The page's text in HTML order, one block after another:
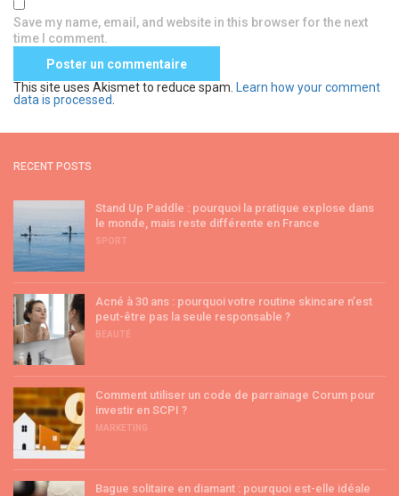
Save my name, email, and website in this browser for the next
time I comment.
This site uses Akismet to reduce spam.
Learn how your comment
data is processed
RECENT POSTS
Stand Up Paddle : pourquoi la pratique explose dans
le monde, mais reste différente en France
SPORT
Acné à 30 ans : pourquoi votre routine skincare n’est
peut-être pas la seule responsable ?
BEAUTÉ
Comment utiliser un code de parrainage Corum pour
investir en SCPI ?
MARKETING
Bague solitaire en diamant : pourquoi est-elle idéale